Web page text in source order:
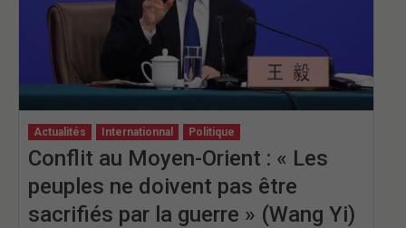
Actualités Internationnal Politique
Conflit au Moyen-Orient : « Les
peuples ne doivent pas être
sacrifiés par la guerre » (Wang Yi)